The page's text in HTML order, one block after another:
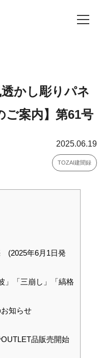
かし彫りパネ
ご案内】第61号
2025.06.19
TOZAI建聞録
(2025年6月1日発
」「三崩し」「縞格
知らせ
品販売開始